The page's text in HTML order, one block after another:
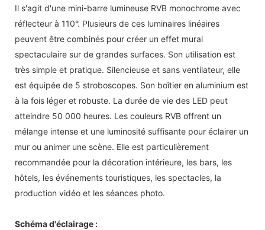
Il s'agit d'une mini-barre lumineuse RVB monochrome avec
réflecteur à 110°. Plusieurs de ces luminaires linéaires
peuvent être combinés pour créer un effet mural
spectaculaire sur de grandes surfaces. Son utilisation est
très simple et pratique. Silencieuse et sans ventilateur, elle
est équipée de 5 stroboscopes. Son boîtier en aluminium est
à la fois léger et robuste. La durée de vie des LED peut
atteindre 50 000 heures. Les couleurs RVB offrent un
mélange intense et une luminosité suffisante pour éclairer un
mur ou animer une scène. Elle est particulièrement
recommandée pour la décoration intérieure, les bars, les
hôtels, les événements touristiques, les spectacles, la
production vidéo et les séances photo.
Schéma d'éclairage :